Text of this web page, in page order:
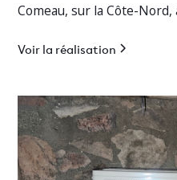
Comeau, sur la Côte-
Voir la réalisation